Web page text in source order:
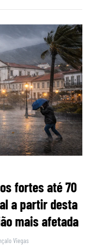
fortes até 70
a partir desta
mais afetada
Viegas